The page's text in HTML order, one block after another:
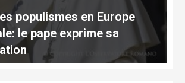
populismes en Europe
le pape exprime sa